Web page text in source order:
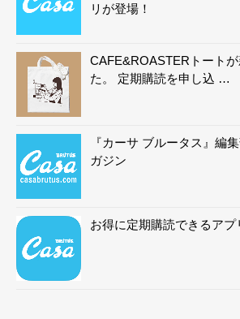
リが登場！
CAFE&ROASTERトート
た。 定期購読を申し込 …
『カーサ ブルータス』編
ガジン
お得に定期購読できるアプ